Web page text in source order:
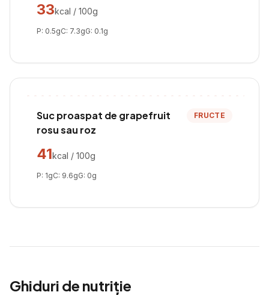
33kcal / 100g
P: 0.5gC: 7.3gG: 0.1g
Suc proaspat de grapefruit
rosu sau roz
FRUCTE
41kcal / 100g
P: 1gC: 9.6gG: 0g
Ghiduri de nutriție